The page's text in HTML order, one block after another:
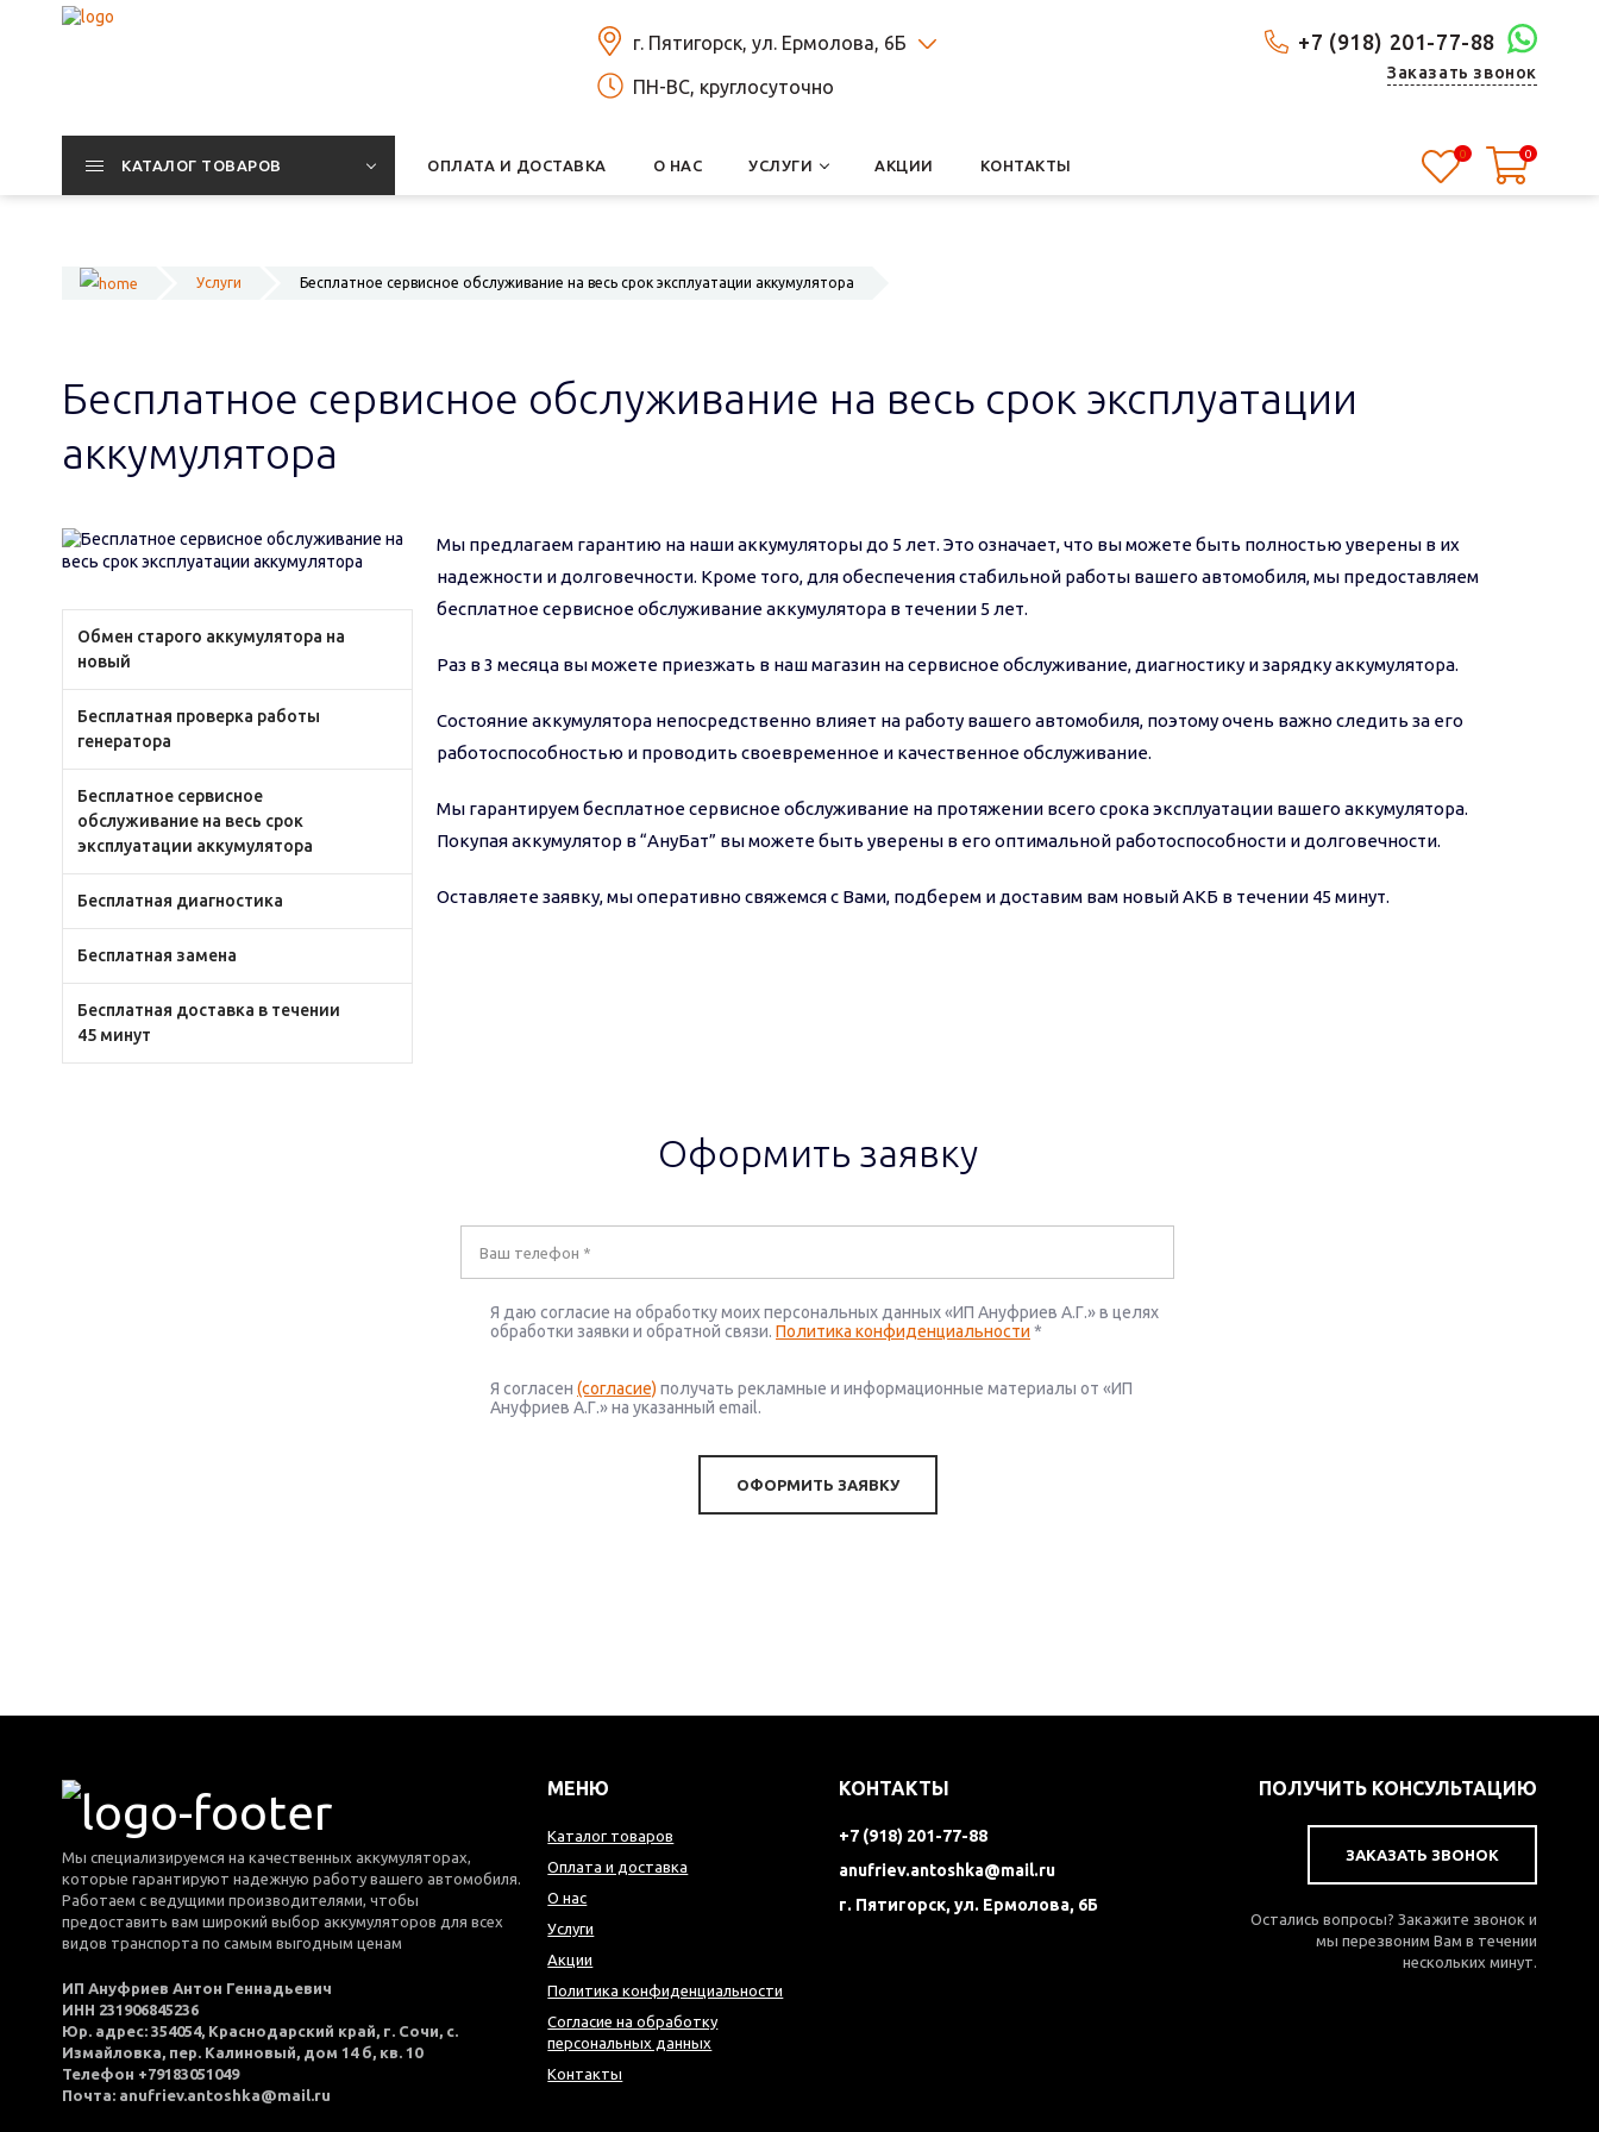
+7 (918) 201-77-88
Заказать звонок
г. Пятигорск, ул. Ермолова, 6Б
ПН-ВС, круглосуточно
КАТАЛОГ ТОВАРОВ ОПЛАТА И ДОСТАВКА О НАС УСЛУГИ АКЦИИ КОНТАКТЫ
0 0
Услуги Бесплатное сервисное обслуживание на весь срок эксплуатации аккумулятора
Бесплатное сервисное обслуживание на весь срок эксплуатации
аккумулятора
Обмен старого аккумулятора на
новый
Бесплатная проверка работы
генератора
Бесплатное сервисное
обслуживание на весь срок
эксплуатации аккумулятора
Бесплатная диагностика
Бесплатная замена
Бесплатная доставка в течении
45 минут
Мы предлагаем гарантию на наши аккумуляторы до 5 лет. Это означает, что вы можете быть полностью уверены в их
надежности и долговечности. Кроме того, для обеспечения стабильной работы вашего автомобиля, мы предоставляем
бесплатное сервисное обслуживание аккумулятора в течении 5 лет.
Раз в 3 месяца вы можете приезжать в наш магазин на сервисное обслуживание, диагностику и зарядку аккумулятора.
Состояние аккумулятора непосредственно влияет на работу вашего автомобиля, поэтому очень важно следить за его
работоспособностью и проводить своевременное и качественное обслуживание.
Мы гарантируем бесплатное сервисное обслуживание на протяжении всего срока эксплуатации вашего аккумулятора.
Покупая аккумулятор в “АнуБат” вы можете быть уверены в его оптимальной работоспособности и долговечности.
Оставляете заявку, мы оперативно свяжемся с Вами, подберем и доставим вам новый АКБ в течении 45 минут.
Оформить заявку
Я даю согласие на обработку моих персональных данных «ИП Ануфриев А.Г.» в целях
обработки заявки и обратной связи. Политика конфиденциальности *
Я согласен (согласие) получать рекламные и информационные материалы от «ИП
Ануфриев А.Г.» на указанный email.
Мы специализируемся на качественных аккумуляторах,
которые гарантируют надежную работу вашего автомобиля.
Работаем с ведущими производителями, чтобы
предоставить вам широкий выбор аккумуляторов для всех
видов транспорта по самым выгодным ценам
ИП Ануфриев Антон Геннадьевич
ИНН 231906845236
Юр. адрес: 354054, Краснодарский край, г. Сочи, с.
Измайловка, пер. Калиновый, дом 14 б, кв. 10
Телефон +79183051049
Почта: anufriev.antoshka@mail.ru
МЕНЮ
Каталог товаров
Оплата и доставка
О нас
Услуги
Акции
Политика конфиденциальности
Согласие на обработку
персональных данных
Контакты
КОНТАКТЫ
+7 (918) 201-77-88
anufriev.antoshka@mail.ru
г. Пятигорск, ул. Ермолова, 6Б
ПОЛУЧИТЬ КОНСУЛЬТАЦИЮ
ЗАКАЗАТЬ ЗВОНОК
Остались вопросы? Закажите звонок и
мы перезвоним Вам в течении
нескольких минут.